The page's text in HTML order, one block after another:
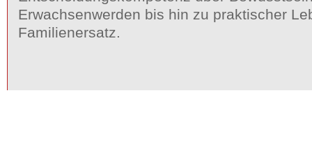
Erwachsenwerden bis hin zu praktischer
Familienersatz.